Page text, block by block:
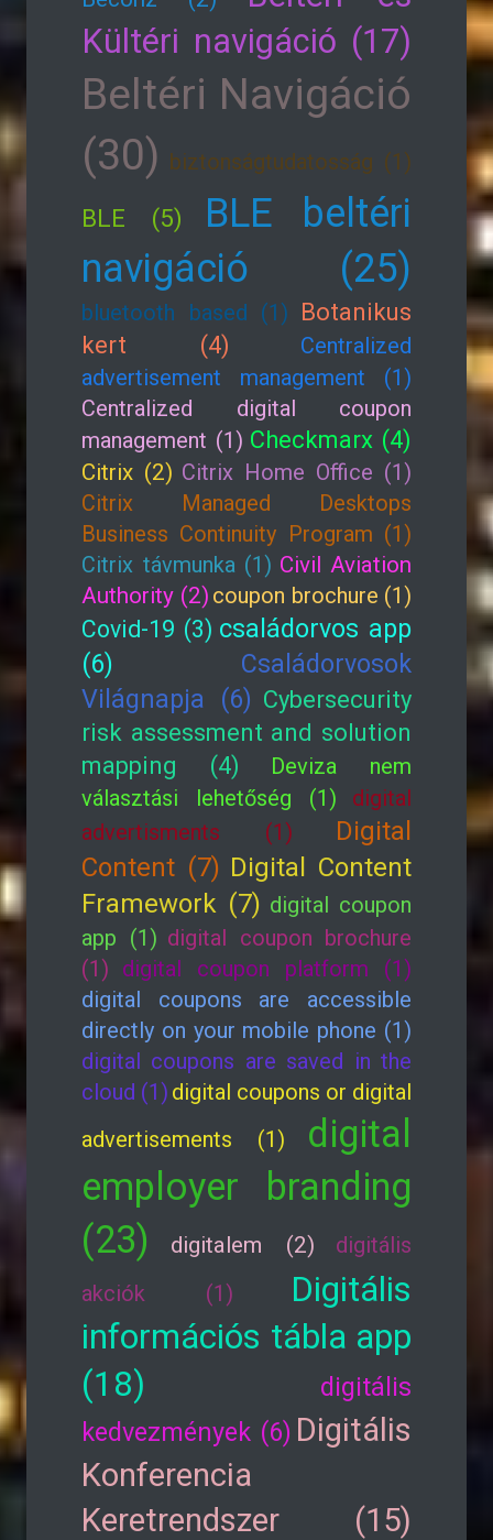
Kültéri navigáció (17)
Beltéri Navigáció
(30) biztonságtudatosság (1)
BLE (5)
BLE beltéri
navigáció (25)
bluetooth based (1) Botanikus
kert (4)
Centralized
advertisement management (1)
Centralized digital coupon
management (1) Checkmarx (4)
Citrix (2) Citrix Home Office (1)
Citrix Managed Desktops
Business Continuity Program (1)
Citrix távmunka (1) Civil Aviation
Authority (2) coupon brochure (1)
Covid-19 (3) családorvos app
(6)
Családorvosok
Világnapja (6) Cybersecurity
risk assessment and solution
mapping (4)
Deviza nem
választási lehetőség (1)
digital
advertisments (1)
Digital
Content (7) Digital Content
Framework (7) digital coupon
app (1) digital coupon brochure
(1) digital coupon platform (1)
digital coupons are accessible
directly on your mobile phone (1)
digital coupons are saved in the
cloud (1) digital coupons or digital
advertisements (1)
digital
employer branding
(23)
digitalem (2)
digitális
akciók (1)
Digitális
információs tábla app
(18)
digitális
kedvezmények (6) Digitális
Konferencia
Keretrendszer (15)